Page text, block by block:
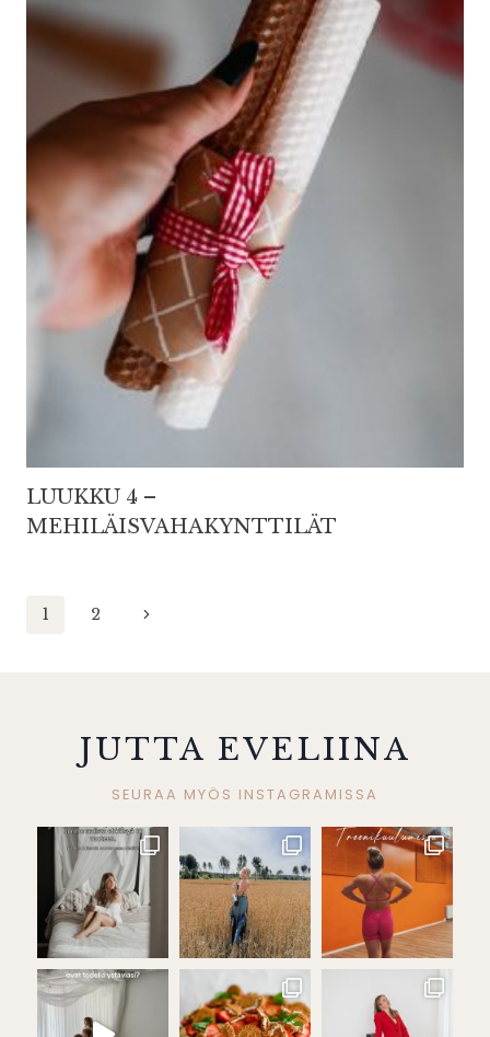
LUUKKU 4 –
MEHILÄISVAHAKYNTTILÄT
Sivunavigointi
1 2
Seuraava
JUTTA EVELIINA
SEURAA MYÖS INSTAGRAMISSA